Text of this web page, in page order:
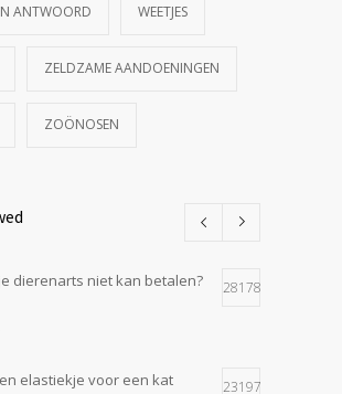
ANTWOORD WEETJES
ZELDZAME AANDOENINGEN
ZOÖNOSEN
dierenarts niet kan betalen? 28178
elastiekje voor een kat
23197